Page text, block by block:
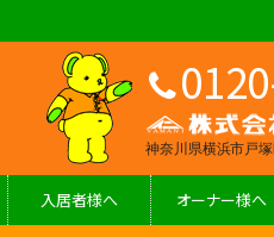
神奈川県横浜市戸
入居者様へ オーナー様へ